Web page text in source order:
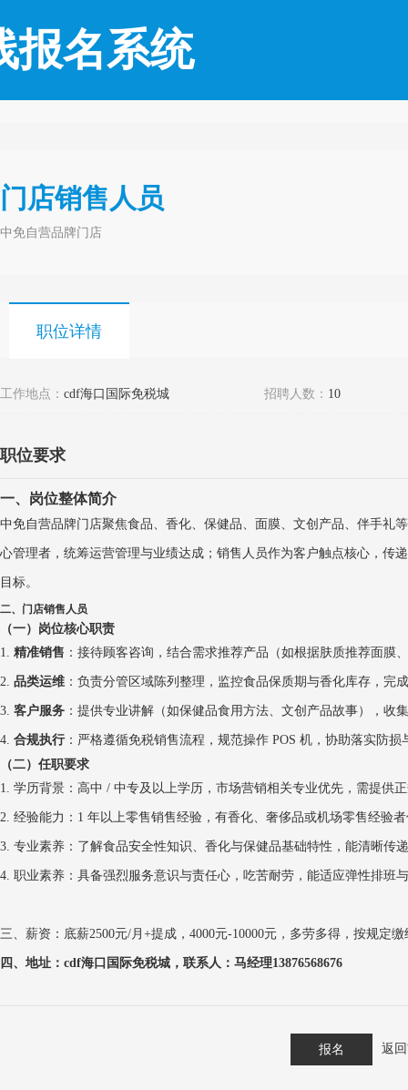
报名系统
门店销售人员
中免自营品牌门店
职位详情
工作地点： cdf海口国际免税城 招聘人数： 10
职位要求
一、岗位整体简介
中免自营品牌门店聚焦食品、香化、保健品、面膜、文创产品、伴手礼
心管理者，统筹运营管理与业绩达成；销售人员作为客户触点核心，传
目标。
二、门店销售人员
（一）岗位核心职责
1. 精准销售 ：接待顾客咨询，结合需求推荐产品（如根据肤质推荐面膜
2. 品类运维 ：负责分管区域陈列整理，监控食品保质期与香化库存，完
3. 客户服务 ：提供专业讲解（如保健品食用方法、文创产品故事），收
4. 合规执行：严格遵循免税销售流程，规范操作 POS 机，协助落实防损
（二）任职要求
1. 学历背景：高中 / 中专及以上学历，市场营销相关专业优先，需提供
2. 经验能力： 1 年以上零售销售经验，有香化、奢侈品或机场零售经验
3. 专业素养：了解食品安全性知识、香化与保健品基础特性，能清晰传
4. 职业素养：具备强烈服务意识与责任心，吃苦耐劳，能适应弹性排班
三、薪资：底薪2500元/月+提成，4000元-10000元，多劳多得，按规定
四、地址： cdf海口国际免税城，联系人：马经理13876568676
报名 返